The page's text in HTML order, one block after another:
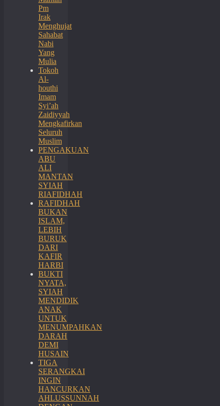
Pm
Irak
Menghujat
Sahabat
Nabi
Yang
Mulia
Tokoh
Al-
houthi
Imam
Syi’ah
Zaidiyyah
Mengkafirkan
Seluruh
Muslim
PENGAKUAN
ABU
ALI
MANTAN
SYIAH
RIAFIDHAH
RAFIDHAH
BUKAN
ISLAM,
LEBIH
BURUK
DARI
KAFIR
HARBI
BUKTI
NYATA,
SYIAH
MENDIDIK
ANAK
UNTUK
MENUMPAHKAN
DARAH
DEMI
HUSAIN
TIGA
SERANGKAI
INGIN
HANCURKAN
AHLUSSUNNAH